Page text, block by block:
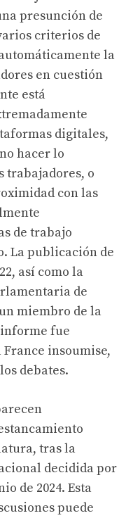
presunción de
criterios de
la
en cuestión
está
digitales,
hacer lo
trabajadores, o
con las
de trabajo
La publicación de
así como la
de
miembro de la
fue
insoumise,
debates.
tras la
decidida por
de 2024. Esta
puede